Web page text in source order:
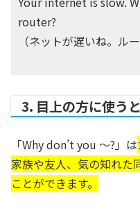
router?
（ネットが遅いね。ル
3. 目上の方に使う
「Why don’t you ～?」は
家族や友人、気の知れた
ことができます。